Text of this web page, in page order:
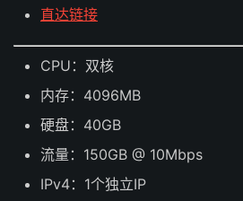
直达链接
CPU：双核
内存：4096MB
硬盘：40GB
流量：150GB @ 10Mbps
IPv4：1个独立IP